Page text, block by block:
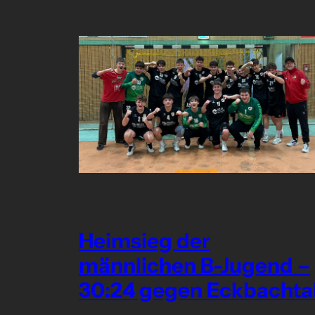
Heimsieg der
männlichen B-Jugend –
30:24 gegen